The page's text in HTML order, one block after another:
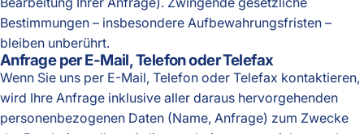
Bestimmungen – insbesondere Aufbewahrungsfristen –
bleiben unberührt.
Anfrage per E-Mail, Telefon oder Telefax
Wenn Sie uns per E-Mail, Telefon oder Telefax kontaktieren,
wird Ihre Anfrage inklusive aller daraus hervorgehenden
personenbezogenen Daten (Name, Anfrage) zum Zwecke